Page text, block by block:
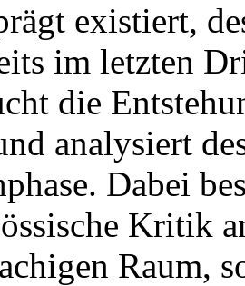
existiert,
im letzten
die
analysiert
Dabei
Kritik
Raum,